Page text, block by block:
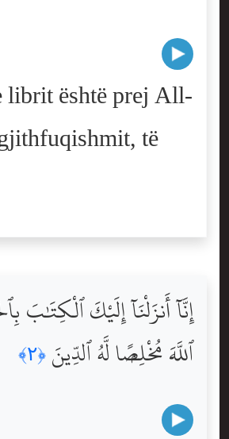
librit është prej All-
të
إِنَّآ أَنزَلْنَآ إِلَيْكَ ٱلْكِتَٰبَ
ٱللَّهَ مُخْلِصًۭا لَّهُ ٱلدِّينَ ﴿٢﴾